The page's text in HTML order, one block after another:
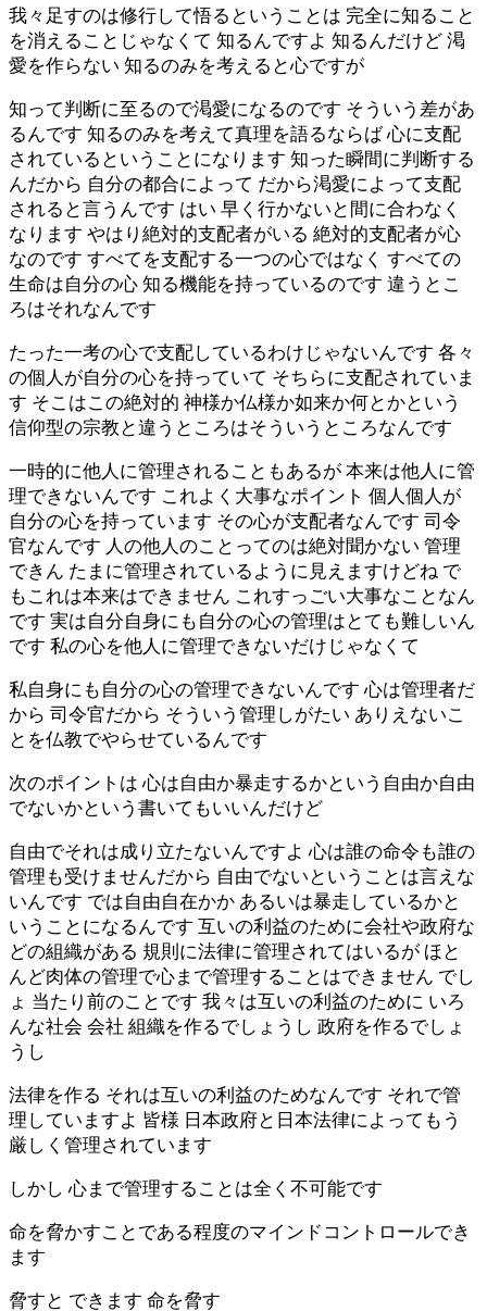
我々足すのは修行して悟るということは 完全に知ること
を消えることじゃなくて 知るんですよ 知るんだけど 渇
愛を作らない 知るのみを考えると心ですが
知って判断に至るので渇愛になるのです そういう差があ
るんです 知るのみを考えて真理を語るならば 心に支配
されているということになります 知った瞬間に判断する
んだから 自分の都合によって だから渇愛によって支配
されると言うんです はい 早く行かないと間に合わなく
なります やはり絶対的支配者がいる 絶対的支配者が心
なのです すべてを支配する一つの心ではなく すべての
生命は自分の心 知る機能を持っているのです 違うとこ
ろはそれなんです
たった一考の心で支配しているわけじゃないんです 各々
の個人が自分の心を持っていて そちらに支配されていま
す そこはこの絶対的 神様か仏様か如来か何とかという
信仰型の宗教と違うところはそういうところなんです
一時的に他人に管理されることもあるが 本来は他人に管
理できないんです これよく大事なポイント 個人個人が
自分の心を持っています その心が支配者なんです 司令
官なんです 人の他人のことってのは絶対聞かない 管理
できん たまに管理されているように見えますけどね で
もこれは本来はできません これすっごい大事なことなん
です 実は自分自身にも自分の心の管理はとても難しいん
です 私の心を他人に管理できないだけじゃなくて
私自身にも自分の心の管理できないんです 心は管理者だ
から 司令官だから そういう管理しがたい ありえないこ
とを仏教でやらせているんです
次のポイントは 心は自由か暴走するかという自由か自由
でないかという書いてもいいんだけど
自由でそれは成り立たないんですよ 心は誰の命令も誰の
管理も受けませんだから 自由でないということは言えな
いんです では自由自在かか あるいは暴走しているかと
いうことになるんです 互いの利益のために会社や政府な
どの組織がある 規則に法律に管理されてはいるが ほと
んど肉体の管理で心まで管理することはできません でし
ょ 当たり前のことです 我々は互いの利益のために いろ
んな社会 会社 組織を作るでしょうし 政府を作るでしょ
うし
法律を作る それは互いの利益のためなんです それで管
理していますよ 皆様 日本政府と日本法律によってもう
厳しく管理されています
しかし 心まで管理することは全く不可能です
命を脅かすことである程度のマインドコントロールでき
ます
脅すと できます 命を脅す